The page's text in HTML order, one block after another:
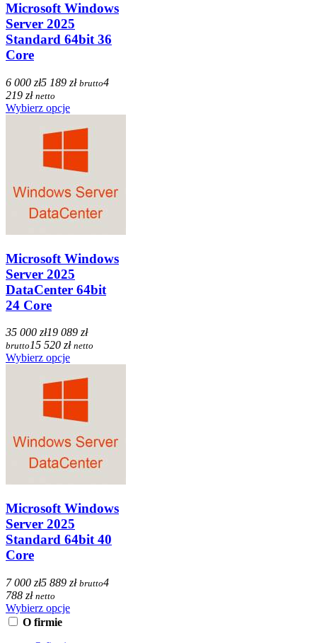
Microsoft Windows
Server 2025
Standard 64bit 36
Core
6 000 zł5 189 zł brutto4
219 zł netto
Wybierz opcje
Microsoft Windows
Server 2025
DataCenter 64bit
24 Core
35 000 zł19 089 zł
brutto 15 520 zł netto
Wybierz opcje
Microsoft Windows
Server 2025
Standard 64bit 40
Core
7 000 zł5 889 zł brutto4
788 zł netto
Wybierz opcje
O firmie